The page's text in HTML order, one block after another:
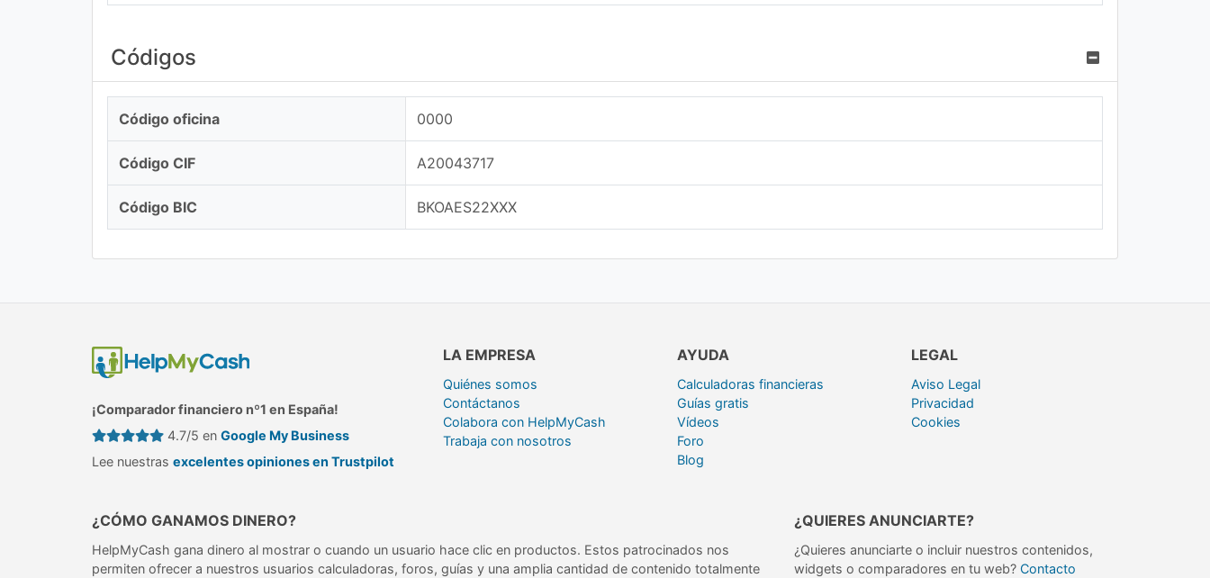
Códigos
Código oficina 0000
Código CIF A20043717
Código BIC BKOAES22XXX
¡Comparador financiero nº1 en España!
4.7/5 en Google My Business
Lee nuestras excelentes opiniones en Trustpilot
LA EMPRESA
Quiénes somos
Contáctanos
Colabora con HelpMyCash
Trabaja con nosotros
AYUDA
Calculadoras financieras
Guías gratis
Vídeos
Foro
Blog
LEGAL
Aviso Legal
Privacidad
Cookies
¿CÓMO GANAMOS DINERO?
HelpMyCash gana dinero al mostrar o cuando un usuario hace clic en productos. Estos patrocinados nos
permiten ofrecer a nuestros usuarios calculadoras, foros, guías y una amplia cantidad de contenido totalmente
¿QUIERES ANUNCIARTE?
¿Quieres anunciarte o incluir nuestros contenidos,
widgets o comparadores en tu web? Contacto